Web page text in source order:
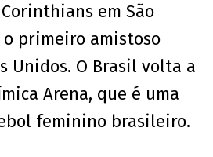
em São
o primeiro amistoso
Unidos. O Brasil volta a
Arena, que é uma
feminino brasileiro.